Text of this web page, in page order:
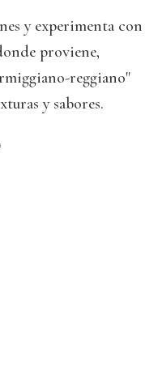
y experimenta con
proviene,
reggiano"
y sabores.